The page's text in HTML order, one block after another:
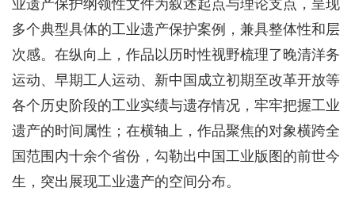
业遗产保护纲领性文件为叙述起点与理论支点，呈现
多个典型具体的工业遗产保护案例，兼具整体性和层
次感。在纵向上，作品以历时性视野梳理了晚清洋务
运动、早期工人运动、新中国成立初期至改革开放等
各个历史阶段的工业实绩与遗存情况，牢牢把握工业
遗产的时间属性；在横轴上，作品聚焦的对象横跨全
国范围内十余个省份，勾勒出中国工业版图的前世今
生，突出展现工业遗产的空间分布。